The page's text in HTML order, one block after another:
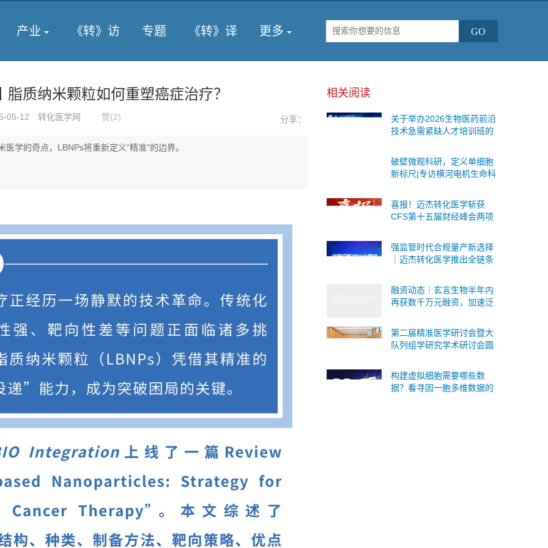
产业 《转》访 专题 《转》译 更多
质纳米颗粒如何重塑癌症治疗？
05-12 转化医学网 赞(2) 分享：
医学的奇点，LBNPs将重新定义“精准”的边界。
相关阅读
关于举办2026生物医药前沿
技术急需紧缺人才培训班的
破壁微观科研，定义单细胞
新标尺|专访横河电机生命科
部商务运营总监王海鉴
喜报！迈杰转化医学斩获
CFS第十五届财经峰会两项
强监管时代合规量产新选择
｜迈杰转化医学推出全链条
式承接Ⅰ/Ⅱ/Ⅲ 类IVD委托研
发与生产
融资动态｜玄言生物半年内
再获数千万元融资，加速泛
床转化
第二届精准医学研讨会暨大
队列组学研究学术研讨会圆
质组重磅国内首发！
构建虚拟细胞需要哪些数
据？看寻因一胞多维数据的